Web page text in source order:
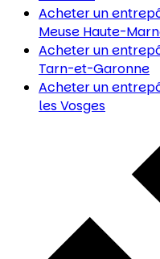
Acheter un
Meuse Haute-
Acheter un
Tarn-et-Garonne
Acheter un
les Vosges